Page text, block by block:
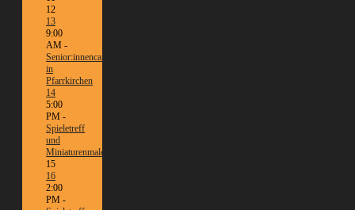
12
13
9:00
AM -
Senior:innencafé
in
Pfarrkirchen
14
5:00
PM -
Spieletreff
und
Miniaturenmalen/Tabletop
15
16
2:00
PM -